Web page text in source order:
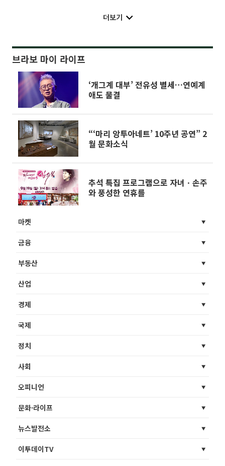
더보기
브라보 마이 라이프
‘개그계 대부’ 전유성 별세…연예계
애도 물결
“‘마리 앙투아네트’ 10주년 공연” 2
월 문화소식
추석 특집 프로그램으로 자녀ㆍ손주
와 풍성한 연휴를
마켓
금융
부동산
산업
경제
국제
정치
사회
오피니언
문화·라이프
뉴스발전소
이투데이TV